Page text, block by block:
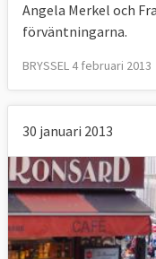
Angela Merkel och
förväntningarna.
BRYSSEL 4 februari 2013
30 januari 2013